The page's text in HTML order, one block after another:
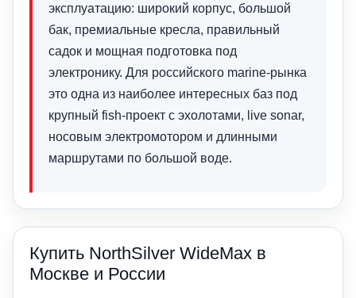
эксплуатацию: широкий корпус, большой
бак, премиальные кресла, правильный
садок и мощная подготовка под
электронику. Для российского marine-рынка
это одна из наиболее интересных баз под
крупный fish-проект с эхолотами, live sonar,
носовым электромотором и длинными
маршрутами по большой воде.
Купить NorthSilver WideMax в
Москве и России